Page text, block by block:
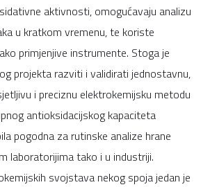
aktivnosti, omogućavaju analizu
u kratkom vremenu, te koriste
primjenjive instrumente. Stoga je
projekta razviti i validirati jednostavnu,
i preciznu elektrokemijsku metodu
antioksidacijskog kapaciteta
pogodna za rutinske analize hrane
laboratorijima tako i u industriji.
svojstava nekog spoja jedan je